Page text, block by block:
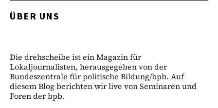
ÜBER UNS
Die drehscheibe ist ein Magazin für
Lokaljournalisten, herausgegeben von der
Bundeszentrale für politische Bildung/bpb. Auf
diesem Blog berichten wir live von Seminaren und
Foren der bpb.